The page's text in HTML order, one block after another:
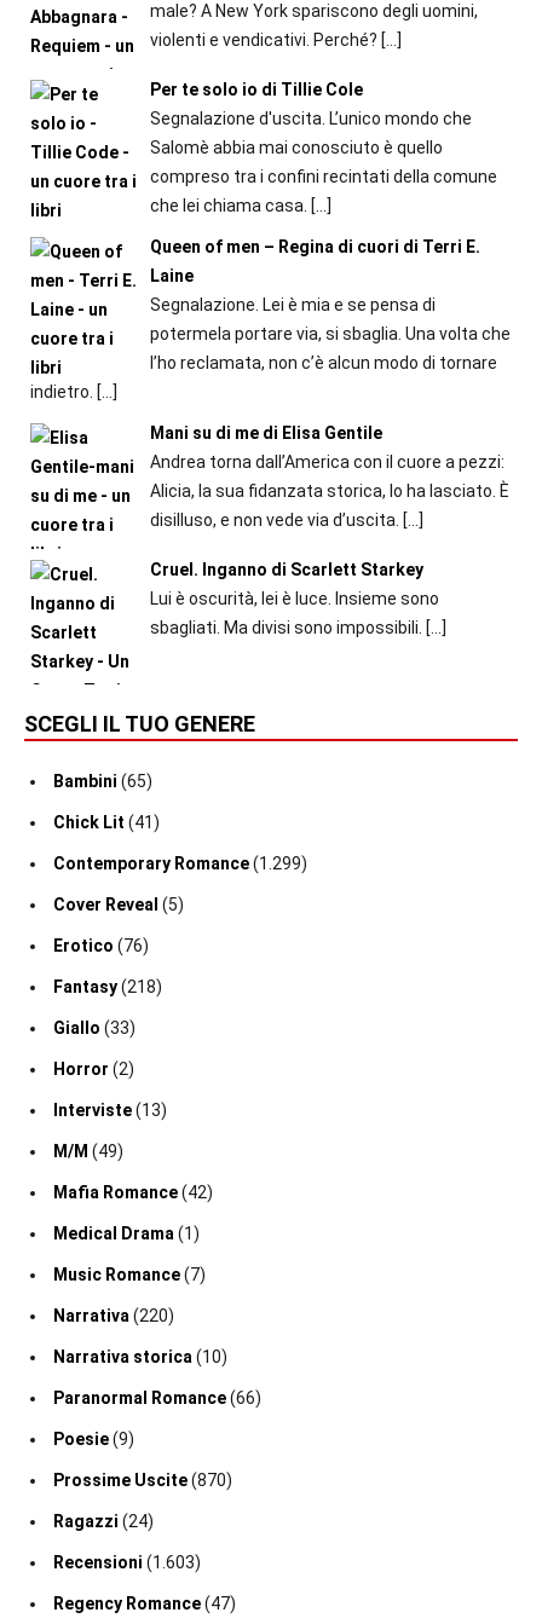
male? A New York spariscono degli uomini,
violenti e vendicativi. Perché? […]
Per te solo io di Tillie Cole
Segnalazione d'uscita. L’unico mondo che
Salomè abbia mai conosciuto è quello
compreso tra i confini recintati della comune
che lei chiama casa. […]
Queen of men – Regina di cuori di Terri E.
Laine
Segnalazione. Lei è mia e se pensa di
potermela portare via, si sbaglia. Una volta che
l’ho reclamata, non c’è alcun modo di tornare
indietro. […]
Mani su di me di Elisa Gentile
Andrea torna dall’America con il cuore a pezzi:
Alicia, la sua fidanzata storica, lo ha lasciato. È
disilluso, e non vede via d’uscita. […]
Cruel. Inganno di Scarlett Starkey
Lui è oscurità, lei è luce. Insieme sono
sbagliati. Ma divisi sono impossibili. […]
SCEGLI IL TUO GENERE
Bambini (65)
Chick Lit (41)
Contemporary Romance(1.299)
Cover Reveal (5)
Erotico (76)
Fantasy(218)
Giallo (33)
Horror (2)
Interviste(13)
M/M (49)
Mafia Romance(42)
Medical Drama(1)
Music Romance(7)
Narrativa(220)
Narrativa storica(10)
Paranormal Romance(66)
Poesie(9)
Prossime Uscite(870)
Ragazzi (24)
Recensioni (1.603)
Regency Romance(47)